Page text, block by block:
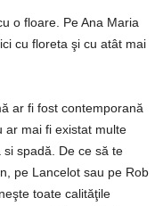
o floare. Pe Ana Maria
cu floreta şi cu atât mai
ar fi fost contemporană
ar mai fi existat multe
spadă. De ce să te
pe Lancelot sau pe Rob
toate calităţile